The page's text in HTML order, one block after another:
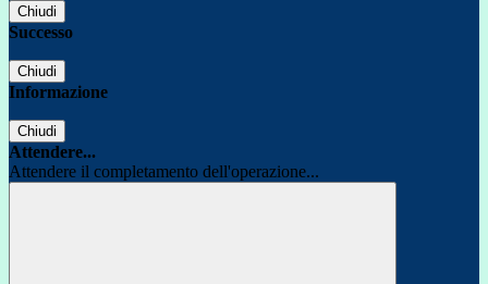
Chiudi
Successo
Chiudi
Informazione
Chiudi
Attendere...
Attendere il completamento dell'operazione...